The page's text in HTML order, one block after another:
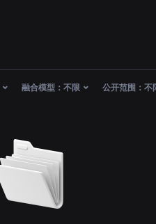
融合模型： 不限 公开范围： 不